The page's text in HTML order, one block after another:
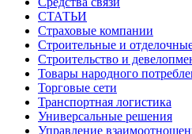
СТАТЬИ
Страховые компании
Строительные и
Строительство и
Товары народного
Торговые сети
Транспортная логистика
Универсальные решения
Управление